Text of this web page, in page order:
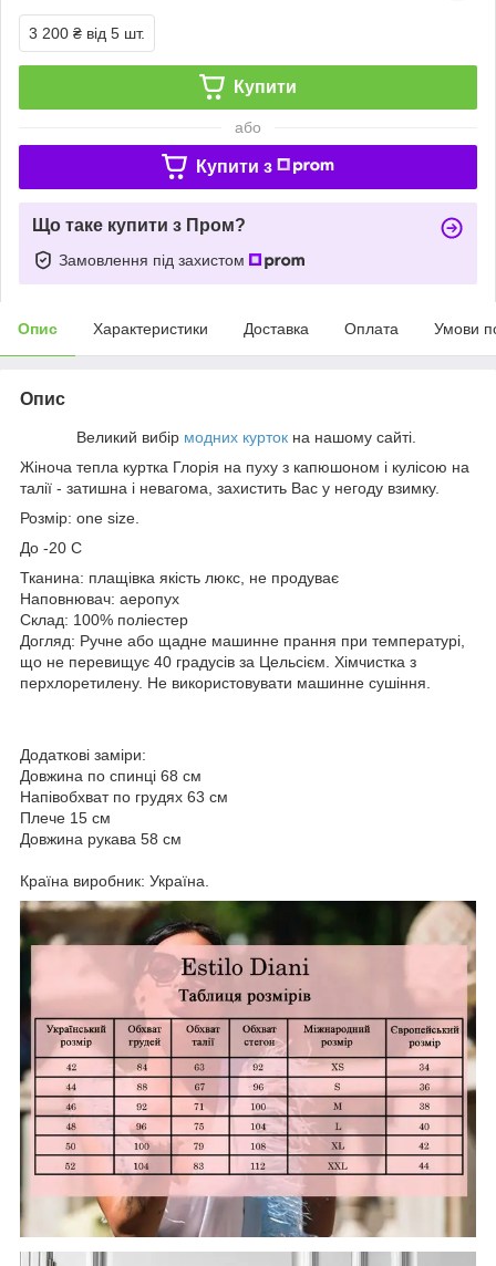
3 200 ₴ від 5 шт.
Купити
або
Купити з
Що таке купити з Пром?
Замовлення під захистом
Опис Характеристики Доставка Оплата Умови
Опис
Великий вибір модних куртокна нашому сайті.
Жіноча тепла куртка Глорія на пуху з капюшоном і кулісою на
талії - затишна і невагома, захистить Вас у негоду взимку.
Розмір: one size.
До -20 С
Тканина: плащівка якість люкс, не продуває
Наповнювач: аеропух
Склад: 100% поліестер
Догляд: Ручне або щадне машинне прання при температурі,
що не перевищує 40 градусів за Цельсієм. Хімчистка з
перхлоретилену. Не використовувати машинне сушіння.
Додаткові заміри:
Довжина по спинці 68 см
Напівобхват по грудях 63 см
Плече 15 см
Довжина рукава 58 см
Країна виробник: Україна.